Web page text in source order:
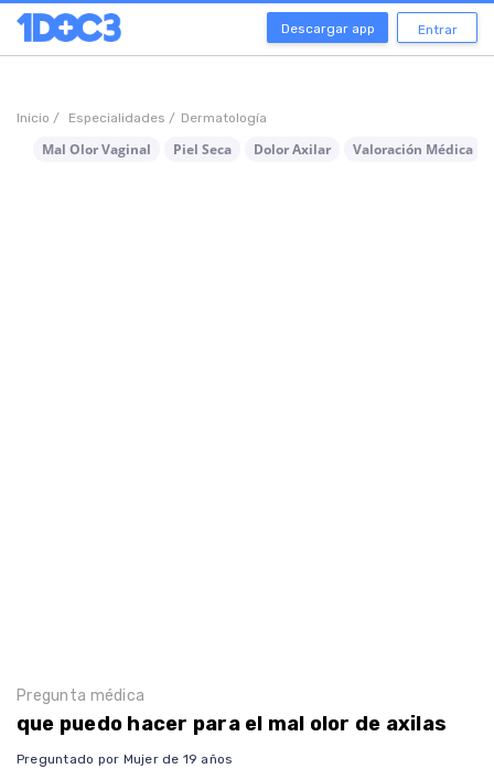
Descargar app Entrar
Inicio / Especialidades / Dermatología
Mal Olor Vaginal Piel Seca Dolor Axilar Valoración Médica
Pregunta médica
que puedo hacer para el mal olor de axilas
Preguntado por Mujer de 19 años